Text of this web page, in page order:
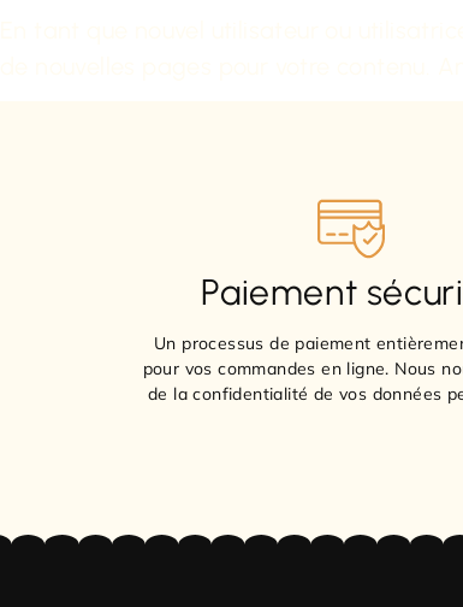
Paiement
Un processus de paiement
pour vos commandes en ligne. Nous
de la confidentialité de vos données